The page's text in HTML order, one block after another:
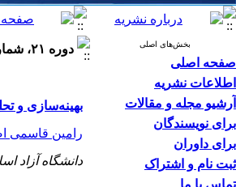
بخش‌های اصلی
صفحه اصلی
اطلاعات نشریه
آرشیو مجله و مقالات
برای نویسندگان
برای داوران
ثبت نام و اشتراک
تماس با ما
دوره ۲۱، شماره ۱ - ( ۳-۱۳۹۷ )
بهینه‌سازی و
رامین قاسمی
دانشگاه آزاد